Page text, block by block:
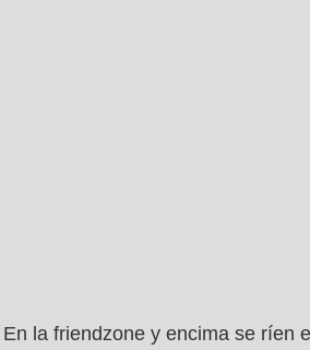
En la friendzone y encima se ríen